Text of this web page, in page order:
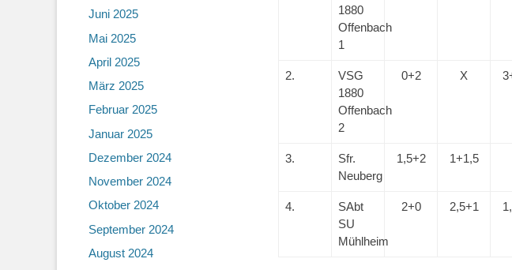
1880
Offenbach
1
2.
VSG
1880
Offenbach
2
0+2 X
3.
Sfr.
Neuberg
1,5+2 1+1,5
4.
SAbt
SU
Mühlheim
2+0 2,5+1
Juni 2025
Mai 2025
April 2025
März 2025
Februar 2025
Januar 2025
Dezember 2024
November 2024
Oktober 2024
September 2024
August 2024